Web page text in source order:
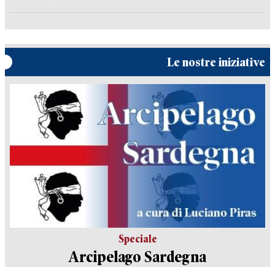
Le nostre iniziative
Speciale
Arcipelago Sardegna